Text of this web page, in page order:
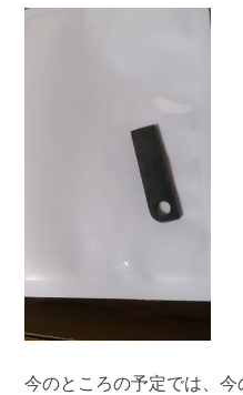
今のところの予定では、